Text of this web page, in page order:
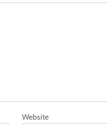
Website